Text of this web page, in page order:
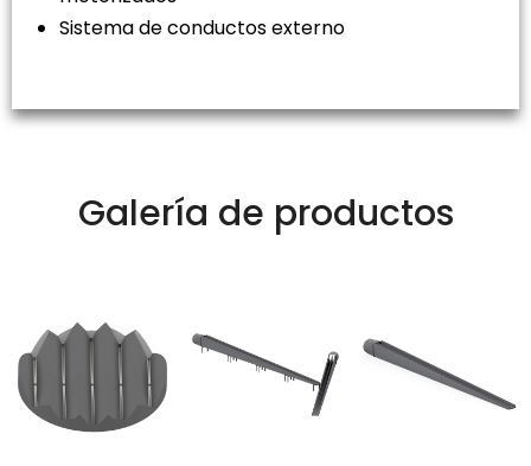
Sistema de conductos externo
Galería de productos